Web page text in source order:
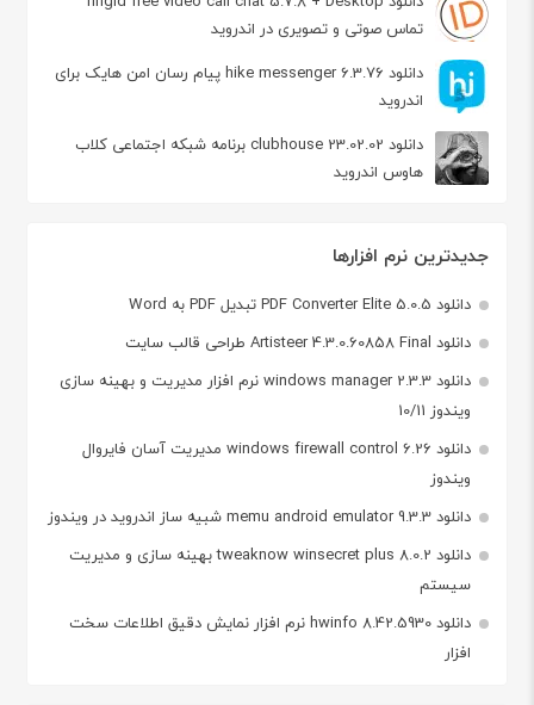
تماس صوتی و تصویری در اندروید
دانلود hike messenger 6.3.76 پیام‌ رسان‌ امن هایک برای
اندروید
دانلود clubhouse 23.02.02 برنامه شبکه اجتماعی کلاب
هاوس اندروید
جدیدترین نرم افزارها
دانلود PDF Converter Elite 5.0.5 تبدیل PDF به Word
دانلود Artisteer 4.3.0.60858 Final طراحی قالب سایت
دانلود windows manager 2.3.3 نرم افزار مدیریت و بهینه سازی
ویندوز 10/11
دانلود windows firewall control 6.26 مدیریت آسان فایروال
ویندوز
دانلود memu android emulator 9.3.3 شبیه ساز اندروید در ویندوز
دانلود tweaknow winsecret plus 8.0.2 بهینه سازی و مدیریت
سیستم
دانلود hwinfo 8.42.5930 نرم افزار نمایش دقیق اطلاعات سخت
افزار